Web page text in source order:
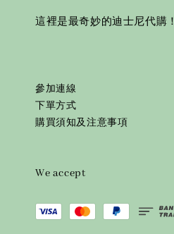
這裡是最奇妙的迪士尼代購！
參加連線
下單方式
購買須知及注意事項
We accept